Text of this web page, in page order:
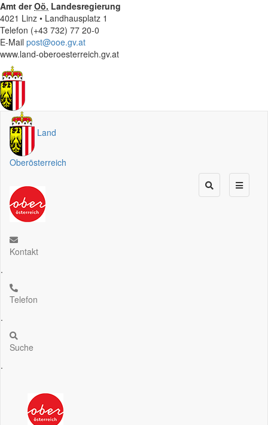
Amt derOö. Landesregierung
4021 Linz • Landhausplatz 1
Telefon (+43 732) 77 20-0
E-Mail post@ooe.gv.at
www.land-oberoesterreich.gv.at
Land
Oberösterreich
Kontakt
.
Telefon
.
Suche
.